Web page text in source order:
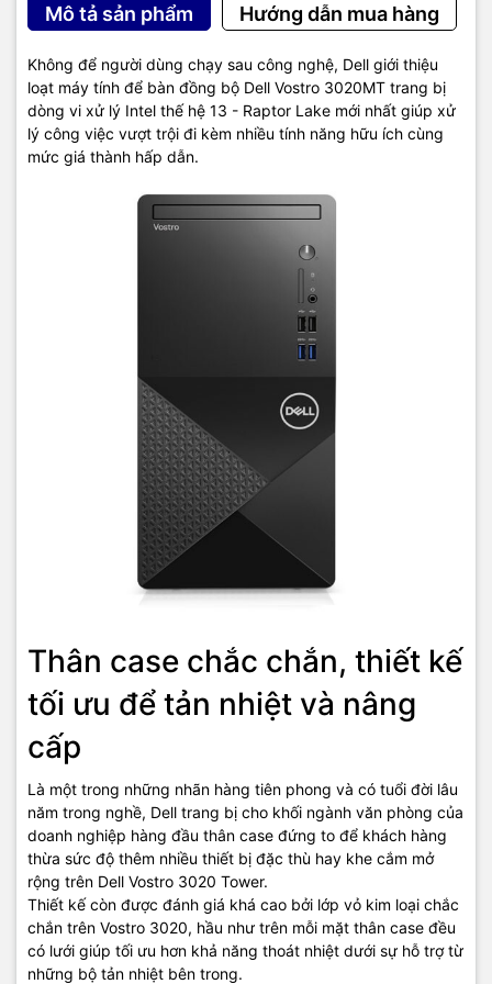
Mô tả sản phẩm Hướng dẫn mua hàng
Không để người dùng chạy sau công nghệ, Dell giới thiệu
loạt máy tính để bàn đồng bộ Dell Vostro 3020MT trang bị
dòng vi xử lý Intel thế hệ 13 - Raptor Lake mới nhất giúp xử
lý công việc vượt trội đi kèm nhiều tính năng hữu ích cùng
mức giá thành hấp dẫn.
Thân case chắc chắn, thiết kế
tối ưu để tản nhiệt và nâng
cấp
Là một trong những nhãn hàng tiên phong và có tuổi đời lâu
năm trong nghề, Dell trang bị cho khối ngành văn phòng của
doanh nghiệp hàng đầu thân case đứng to để khách hàng
thừa sức độ thêm nhiều thiết bị đặc thù hay khe cắm mở
rộng trên Dell Vostro 3020 Tower.
Thiết kế còn được đánh giá khá cao bởi lớp vỏ kim loại chắc
chắn trên Vostro 3020, hầu như trên mỗi mặt thân case đều
có lưới giúp tối ưu hơn khả năng thoát nhiệt dưới sự hỗ trợ từ
những bộ tản nhiệt bên trong.
tìm mua và nâng cấp dễ dàng.
Thông số kỹ thuật:
Thương hiệu Dell
Mã sản phẩm
Core i7
VGA Onboard
Hệ điều hành cài sẵn Windows 11
Máy tính để bàn
Dung lượng Ổ cứng 512GB SSD
12 tháng
TIC.VN– Nhà phân phối và cung cấp giải pháp công nghệ uy tín
tại Việt Nam. Chúng tôi chuyên cung cấp đa dạng sản phẩm:
Laptop,Máy tính PC,Máy chủ - Server ,Thiết bị mạng,Camera
giám sát,Tổng đài, Màn hình tương tác,Linh kiện máy tính, Điện
máynhư tivi, tủ lạnh, máy giặt, máy hút ẩm... cùng nhiều thiết bị
công nghệ khác.TIC.VNcam kết mang đếnsản phẩm chính
hãng, giá tốt, dịch vụ chuyên nghiệp
doanh nghiệp cũng như gia đình và cá nhân.